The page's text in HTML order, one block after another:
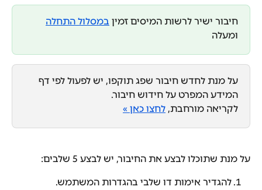
חיבור ישיר לרשות המיסים זמין במסלול התחלה
ומעלה
על מנת לחדש חיבור שפג תוקפו, יש לפעול לפי דף
המידע המפרט על חידוש חיבור.
לקריאה מורחבת, לחצו כאן »
על מנת שתוכלו לבצע את החיבור, יש לבצע 5 שלבים:
להגדיר אימות דו שלבי בהגדרות המשתמש.